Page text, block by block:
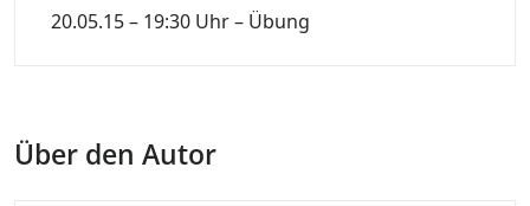
20.05.15 – 19:30 Uhr – Übung
Über den Autor